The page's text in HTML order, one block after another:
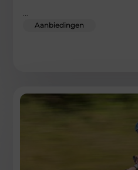
Aanbiedingen